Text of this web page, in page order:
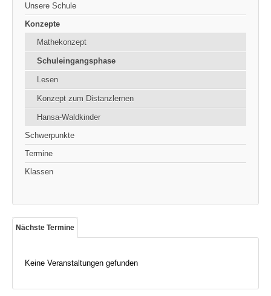
Unsere Schule
Konzepte
Mathekonzept
Schuleingangsphase
Lesen
Konzept zum Distanzlernen
Hansa-Waldkinder
Schwerpunkte
Termine
Klassen
Nächste Termine
Keine Veranstaltungen gefunden